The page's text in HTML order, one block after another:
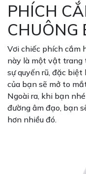
PHÍCH
CHUÔNG
Vơi chiếc phích cắm
này là một vật
sự quyến rũ, đặc
của bạn sẽ mở to
Ngoài ra, khi bạn
đường âm đạo, bạn
hơn nhiều đó.